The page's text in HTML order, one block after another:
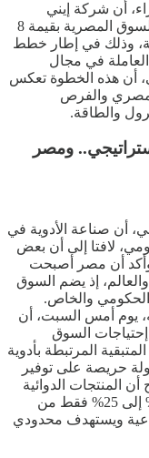
أن شركة إيني
الإيطالية قررت ضخ إستثمارات جديدة في السوق المصرية بقيمة 8
وذلك في إطار خطط
في مجال
أن هذه الخطوة تعكس
والفرص
والطاقة.
ومصر
أن صناعة الأدوية في
لافتا إلى أن بعض
أن مصر أصبحت
إذ يضم السوق
الحكومي والخاص.
يوم أمس السبت، أن
ما بين %91 و92% من إحتياجات السوق
المرتبطة بأدوية
حريصة على توفير
المنتجات الدوائية
التي توفرها الدولة تباع أحيانا بما يعادل 20 % إلى 25% فقط من
ويستهدف محدودي